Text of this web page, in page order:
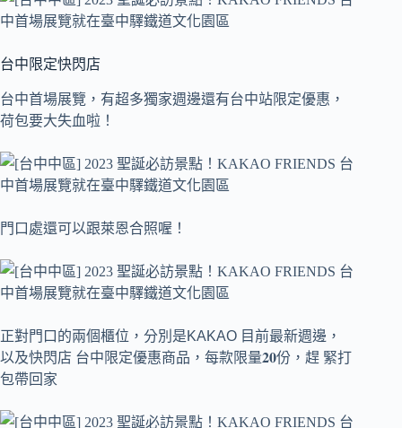
台中限定快閃店
台中首場展覽，有超多獨家週邊還有台中站限定優惠，
荷包要大失血啦！
門口處還可以跟萊恩合照喔！
正對門口的兩個櫃位，分別是KAKAO 目前最新週邊，
以及快閃店 台中限定優惠商品，每款限量𝟐𝟎份，趕 緊打
包帶回家